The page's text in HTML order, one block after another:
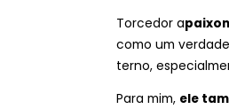
Torcedor a
como um
terno,
Para mim, ele